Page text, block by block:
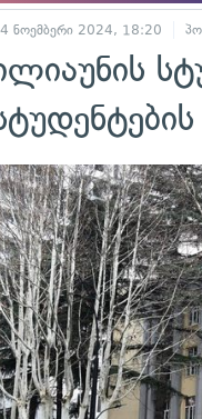
ნოემბერი 2024, 18:20